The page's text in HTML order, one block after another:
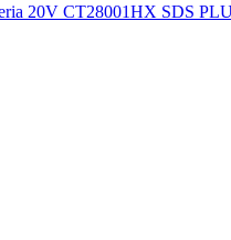
20V CT28001HX SDS